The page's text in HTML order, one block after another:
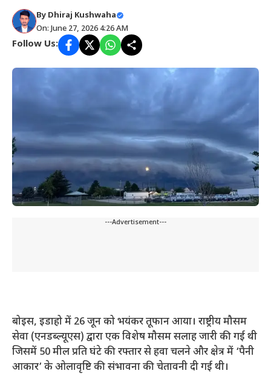
By Dhiraj Kushwaha
On: June 27, 2026 4:26 AM
Follow Us:
---Advertisement---
बोइस, इडाहो में 26 जून को भयंकर तूफान आया। राष्ट्रीय मौसम
सेवा (एनडब्ल्यूएस) द्वारा एक विशेष मौसम सलाह जारी की गई थी
जिसमें 50 मील प्रति घंटे की रफ्तार से हवा चलने और क्षेत्र में ‘पैनी
आकार’ के ओलावृष्टि की संभावना की चेतावनी दी गई थी।